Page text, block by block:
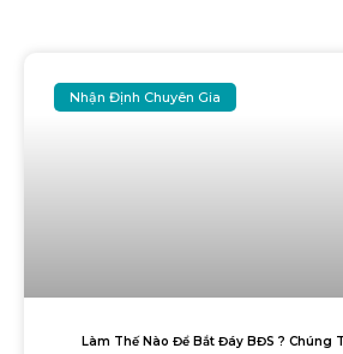
Nhận Định Chuyên Gia
Làm Thế Nào Để Bắt Đáy BĐS ? Chúng